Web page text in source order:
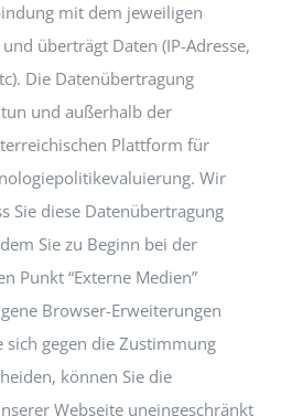
mit dem jeweiligen
überträgt Daten (IP-Adresse,
Die Datenübertragung
und außerhalb der
Plattform für
Wir
Sie diese Datenübertragung
Sie zu Beginn bei der
Punkt “Externe Medien”
Browser-Erweiterungen
sich gegen die Zustimmung
können Sie die
Webseite uneingeschränkt